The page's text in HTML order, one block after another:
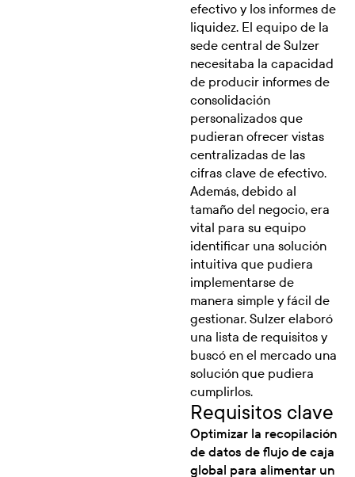
efectivo y los informes de
liquidez. El equipo de la
sede central de Sulzer
necesitaba la capacidad
de producir informes de
consolidación
personalizados que
pudieran ofrecer vistas
centralizadas de las
cifras clave de efectivo.
Además, debido al
tamaño del negocio, era
vital para su equipo
identificar una solución
intuitiva que pudiera
implementarse de
manera simple y fácil de
gestionar. Sulzer elaboró
una lista de requisitos y
buscó en el mercado una
solución que pudiera
cumplirlos.
Requisitos clave
Optimizar la recopilación
de datos de flujo de caja
global para alimentar un